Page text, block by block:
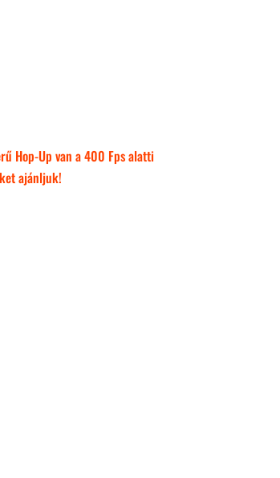
Hop-Up van a 400 Fps alatti
ajánljuk!